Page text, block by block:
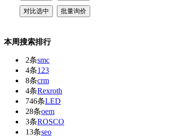
本周搜索排行
2条smc
4条123
8条crm
4条Rexroth
746条LED
28条oem
3条ROSCO
13条seo